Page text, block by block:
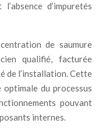
d’impuretés
de saumure
qualifié, facturée
de l’installation. Cette
du processus
pouvant
internes.